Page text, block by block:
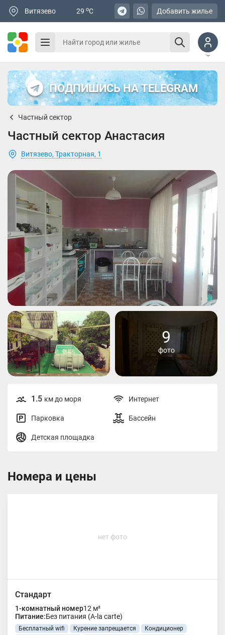
Витязево 29 oC Добавить жилье
ПОДПИШИСЬ НА TELEGRAM
Частный сектор
Частный сектор Анастасия
Витязево, Тракторная, 1
9
фото
1.5 км до моря Интернет
Парковка Бассейн
Детская площадка
Номера и цены
нет фото
Стандарт
1-комнатный номер12 м²
Питание:Без питания (A-la carte)
Бесплатный wifi Курение запрещается
Кондиционер